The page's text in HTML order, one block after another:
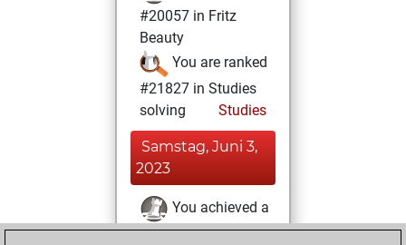
#20057 in Fritz
Beauty
You are ranked
#21827 in Studies
solving
Studies
Samstag, Juni 3,
2023
You achieved a
BeautyScore of 3